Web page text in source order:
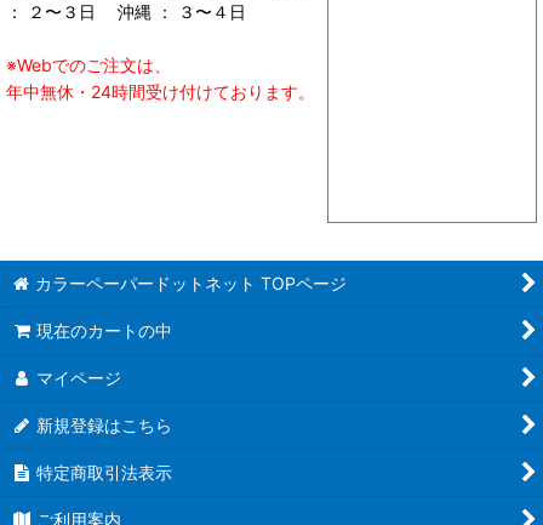
： ２〜３日 沖縄 ： ３〜４日
※Webでのご注文は、
年中無休・24時間受け付けております。
カラーペーパードットネット TOPページ
現在のカートの中
マイページ
新規登録はこちら
特定商取引法表示
ご利用案内